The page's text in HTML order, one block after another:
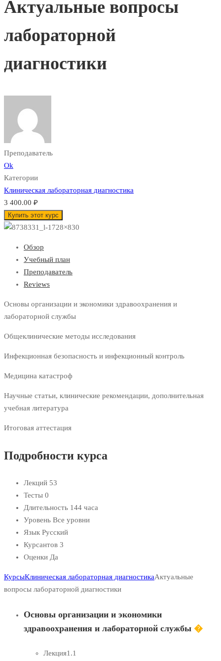
Актуальные вопросы
лабораторной
диагностики
Преподаватель
Ok
Категории
Клиническая лабораторная диагностика
3 400.00 ₽
Купить этот курс
Обзор
Учебный план
Преподаватель
Reviews
Основы организации и экономики здравоохранения и
лабораторной службы
Общеклинические методы исследования
Инфекционная безопасность и инфекционный контроль
Медицина катастроф
Научные статьи, клинические рекомендации, дополнительная
учебная литература
Итоговая аттестация
Подробности курса
Лекций 53
Тесты 0
Длительность 144 часа
Уровень Все уровни
Язык Русский
Курсантов 3
Оценки Да
КурсыКлиническая лабораторная диагностикаАктуальные
вопросы лабораторной диагностики
Основы организации и экономики
здравоохранения и лабораторной службы �
Лекция1.1